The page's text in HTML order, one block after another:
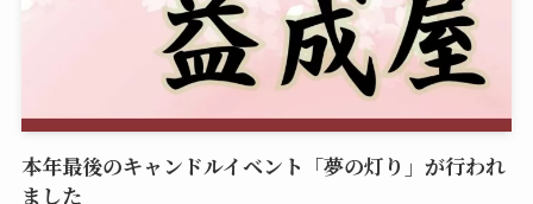
本年最後のキャンドルイベント「夢の灯り」が行われ
ました